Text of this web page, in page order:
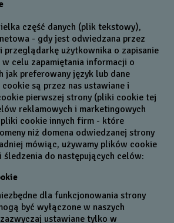
część danych (plik tekstowy),
- gdy jest odwiedzana przez
przeglądarkę użytkownika o zapisanie
celu zapamiętania informacji o
jak preferowany język lub dane
są przez nas ustawiane i
pierwszej strony (pliki cookie tej
reklamowych i marketingowych
cookie innych firm - które
niż domena odwiedzanej strony
mówiąc, używamy plików cookie
do następujących celów:
dla funkcjonowania strony
być wyłączone w naszych
ustawiane tylko w